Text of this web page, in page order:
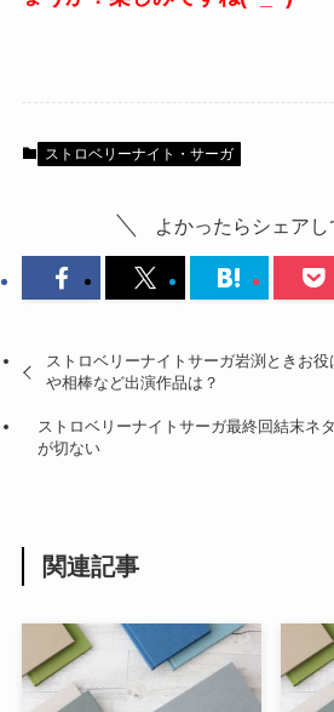
ストロベリーナイト・サーガ
よかったらシェアし
ストロベリーナイトサーガ岩渕ときお
や相棒など出演作品は？
ストロベリーナイトサーガ最終回結末ネ
が切ない
関連記事